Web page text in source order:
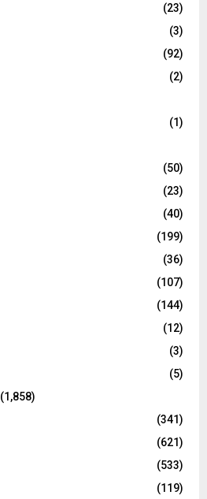
(23)
(3)
(92)
(2)
(1)
(50)
(23)
(40)
(199)
(36)
(107)
(144)
(12)
(3)
(5)
(1,858)
(341)
(621)
(533)
(119)